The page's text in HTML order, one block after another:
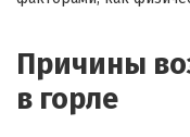
Причины
в горле